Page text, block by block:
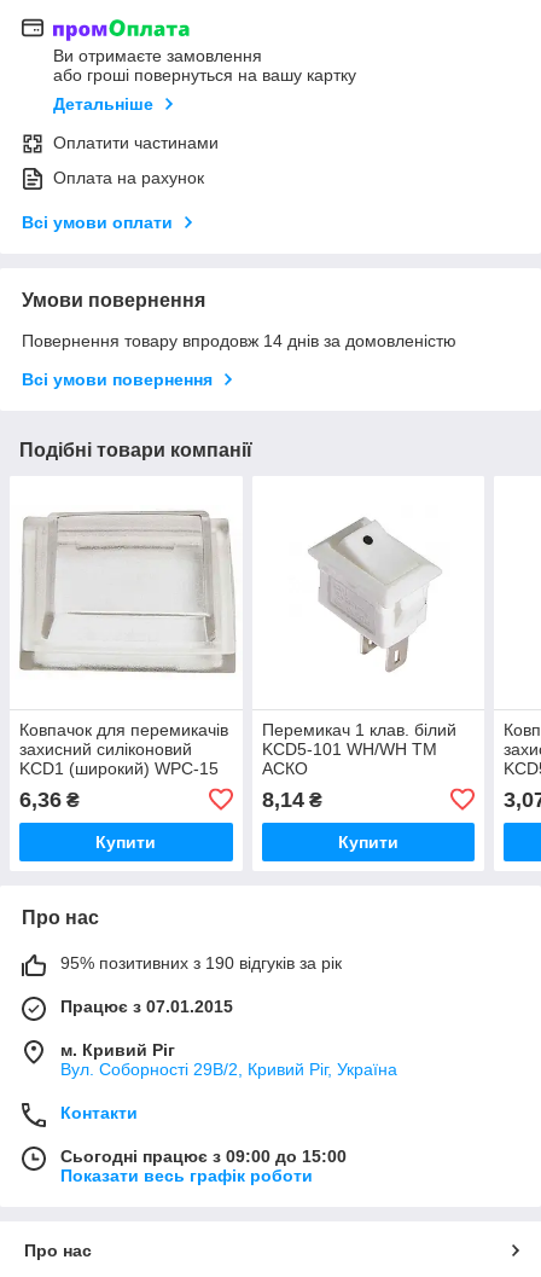
Ви отримаєте замовлення
або гроші повернуться на вашу картку
Детальніше
Оплатити частинами
Оплата на рахунок
Всі умови оплати
Умови повернення
Повернення товару впродовж 14 днів за домовленістю
Всі умови повернення
Подібні товари компанії
Ковпачок для перемикачів
захисний силіконовий
KCD1 (широкий) WPC-15
6,36 ₴
Купити
Перемикач 1 клав. білий
KCD5-101 WH/WH ТМ
АСКО
8,14₴
Купити
Про нас
95% позитивних з 190 відгуків за рік
Працює з 07.01.2015
м. Кривий Ріг
Вул. Соборності 29В/2, Кривий Ріг, Україна
Контакти
Сьогодні працює з 09:00 до 15:00
Показати весь графік роботи
Про нас